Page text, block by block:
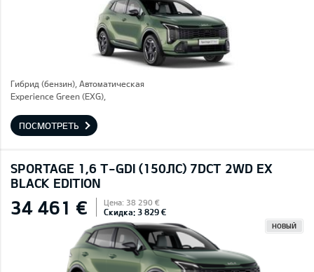
Гибрид (бензин), Автоматическая
Experience Green (EXG),
ПОСМОТРЕТЬ
SPORTAGE 1,6 T-GDI (150ЛС) 7DCT 2WD EX
BLACK EDITION
34 461 € Цена: 38 290 €
Скидка: 3 829 €
НОВЫЙ